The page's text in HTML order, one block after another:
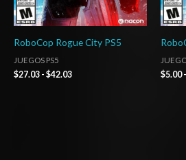
RoboCop Rogue City PS5
JUEGOS PS5
$27.03 - $42.03 $5.00 -